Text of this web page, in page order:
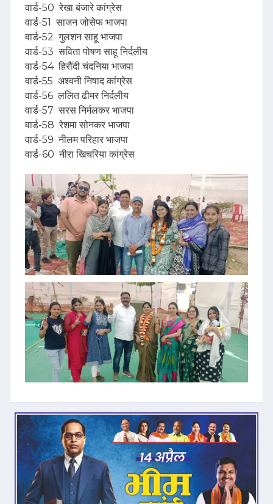
वार्ड-50 रेखा बंजारे कांग्रेस
वार्ड-51 साजन जोसेफ भाजपा
वार्ड-52 गुलशन साहू भाजपा
वार्ड-53 सविता पोषण साहू निर्दलीय
वार्ड-54 हिरौंदी चंदनिया भाजपा
वार्ड-55 अश्वनी निषाद कांग्रेस
वार्ड-56 ललित ढीमर निर्दलीय
वार्ड-57 सरस निर्मलकर भाजपा
वार्ड-58 रेशमा सोनकर भाजपा
वार्ड-59 नीलम परिहार भाजपा
वार्ड-60 नीरा खिचरिया कांग्रेस